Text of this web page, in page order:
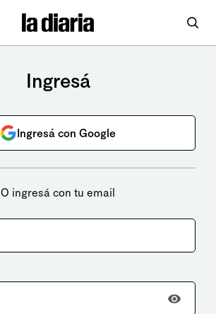
Ingresá
Ingresá con Google
O ingresá con tu email